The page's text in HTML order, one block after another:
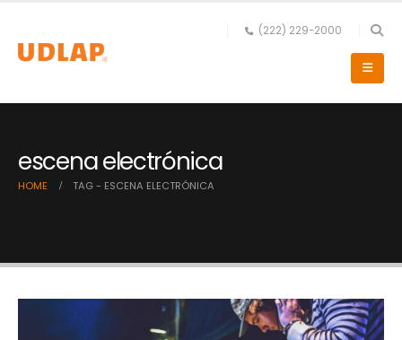
(222) 229-2000
escena electrónica
HOME TAG - ESCENA ELECTRÓNICA